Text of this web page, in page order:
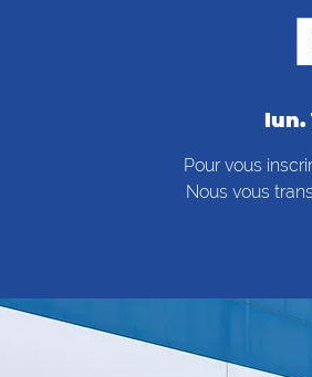
lun.
Pour vous
Nous vous